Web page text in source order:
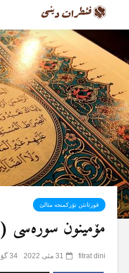
قورئانئن تۆرکمنجە مئالئ
مۆمینون سورەسی (23) – 1
fitrat dini 31 مئی 2022 34 گؤرۆنتۆلنمە